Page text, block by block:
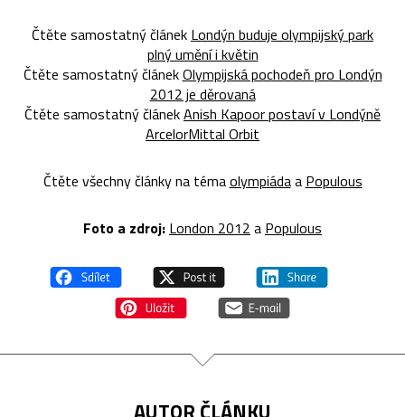
Čtěte samostatný článek Londýn buduje olympijský park
plný umění i květin
Čtěte samostatný článekOlympijská pochodeň pro Londýn
2012 je děrovaná
Čtěte samostatný článekAnish Kapoor postaví v Londýně
ArcelorMittal Orbit
Čtěte všechny články na témaolympiádaa Populous
Foto a zdroj: London 2012 a Populous